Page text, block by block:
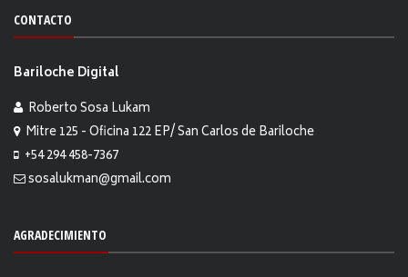
CONTACTO
Bariloche Digital
Roberto Sosa Lukam
Mitre 125 - Oficina 122 EP/ San Carlos de Bariloche
+54 294 458-7367
sosalukman@gmail.com
AGRADECIMIENTO